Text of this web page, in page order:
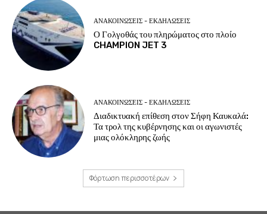
ΑΝΑΚΟΙΝΩΣΕΙΣ - ΕΚΔΗΛΩΣΕΙΣ
Ο Γολγοθάς του πληρώματος στο πλοίο
CHAMPION JET 3
ΑΝΑΚΟΙΝΩΣΕΙΣ - ΕΚΔΗΛΩΣΕΙΣ
Διαδικτυακή επίθεση στον Σήφη Καυκαλά:
Τα τρολ της κυβέρνησης και οι αγωνιστές
μιας ολόκληρης ζωής
Φόρτωση περισσοτέρων